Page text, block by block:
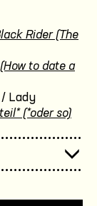
Rider (The
to date a
/ Lady
(*oder so)